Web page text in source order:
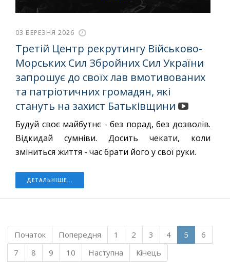
03 БЕРЕЗНЯ 2026
Третій Центр рекрутингу Військово-
Морських Сил Збройних Сил України
запрошує до своїх лав вмотивованих
та патріотичних громадян, які
стануть на захист Батьківщини
Будуй своє майбутнє - без порад, без дозволів.
Відкидай сумніви. Досить чекати, коли
зміниться життя - час брати його у свої руки.
ДЕТАЛЬНІШЕ...
Початок Попередня 1 2 3 4 5
6
7
8 9 10 Наступна Кінець